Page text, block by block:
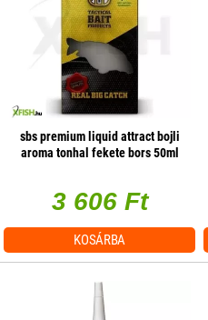
sbs premium liquid attract bojli
aroma tonhal fekete bors 50ml
3 606 Ft
KOSÁRBA